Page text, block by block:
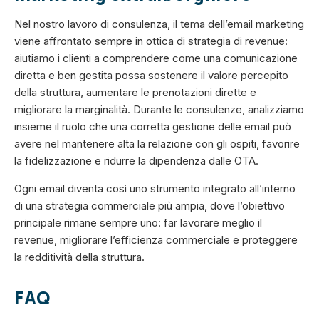
Nel nostro lavoro di consulenza, il tema dell’email marketing
viene affrontato sempre in ottica di strategia di revenue:
aiutiamo i clienti a comprendere come una comunicazione
diretta e ben gestita possa sostenere il valore percepito
della struttura, aumentare le prenotazioni dirette e
migliorare la marginalità. Durante le consulenze, analizziamo
insieme il ruolo che una corretta gestione delle email può
avere nel mantenere alta la relazione con gli ospiti, favorire
la fidelizzazione e ridurre la dipendenza dalle OTA.
Ogni email diventa così uno strumento integrato all’interno
di una strategia commerciale più ampia, dove l’obiettivo
principale rimane sempre uno: far lavorare meglio il
revenue, migliorare l’efficienza commerciale e proteggere
la redditività della struttura.
FAQ